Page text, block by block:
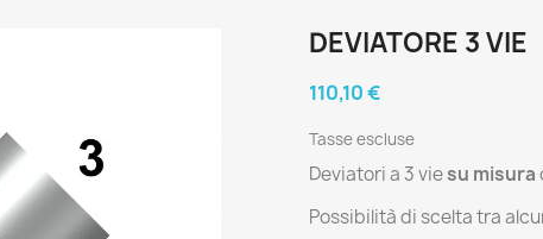
DEVIATORE 3 VIE
110,10 €
Tasse escluse
Deviatori a 3 viesu misura
Possibilità di scelta tra